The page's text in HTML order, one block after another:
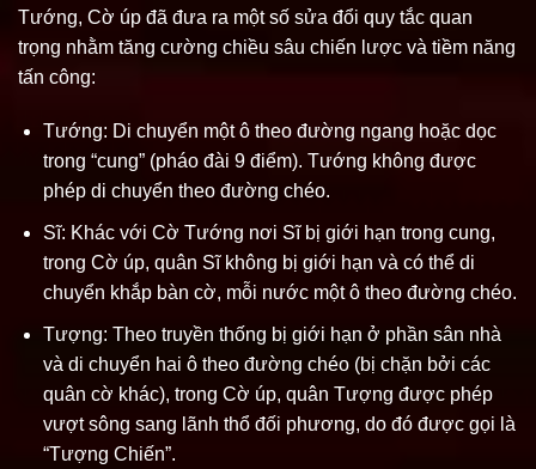
Tướng, Cờ úp đã đưa ra một số sửa đổi quy tắc quan
trọng nhằm tăng cường chiều sâu chiến lược và tiềm năng
tấn công:
Tướng: Di chuyển một ô theo đường ngang hoặc dọc
trong “cung” (pháo đài 9 điểm). Tướng không được
phép di chuyển theo đường chéo.
Sĩ: Khác với Cờ Tướng nơi Sĩ bị giới hạn trong cung,
trong Cờ úp, quân Sĩ không bị giới hạn và có thể di
chuyển khắp bàn cờ, mỗi nước một ô theo đường chéo.
Tượng: Theo truyền thống bị giới hạn ở phần sân nhà
và di chuyển hai ô theo đường chéo (bị chặn bởi các
quân cờ khác), trong Cờ úp, quân Tượng được phép
vượt sông sang lãnh thổ đối phương, do đó được gọi là
“Tượng Chiến”.